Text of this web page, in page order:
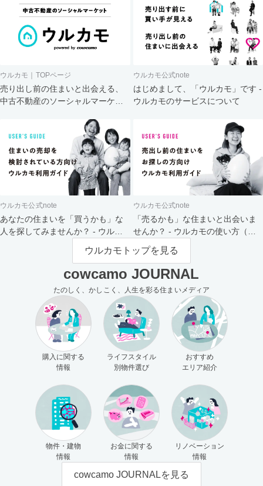
ウルカモ｜TOPページ
売り出し前の住まいと出会える、
中古不動産のソーシャルマーケッ
ウルカモ公式note
はじめまして、「ウルカモ」です -
ウルカモのサービスについて
ウルカモ公式note
あなたの住まいを「買うかも」な
人を探してみませんか？ - ウルカ
ウルカモ公式note
「売るかも」な住まいと出会いま
せんか？ - ウルカモの使い方（買
主さま向け）
ウルカモトップを見る
cowcamo JOURNAL
たのしく、かしこく、人生を彩る住まいメディア
購入に関する
情報
ライフスタイル
別物件選び
おすすめ
エリア紹介
物件・建物
情報
お金に関する
情報
リノベーション
情報
cowcamo JOURNALを見る